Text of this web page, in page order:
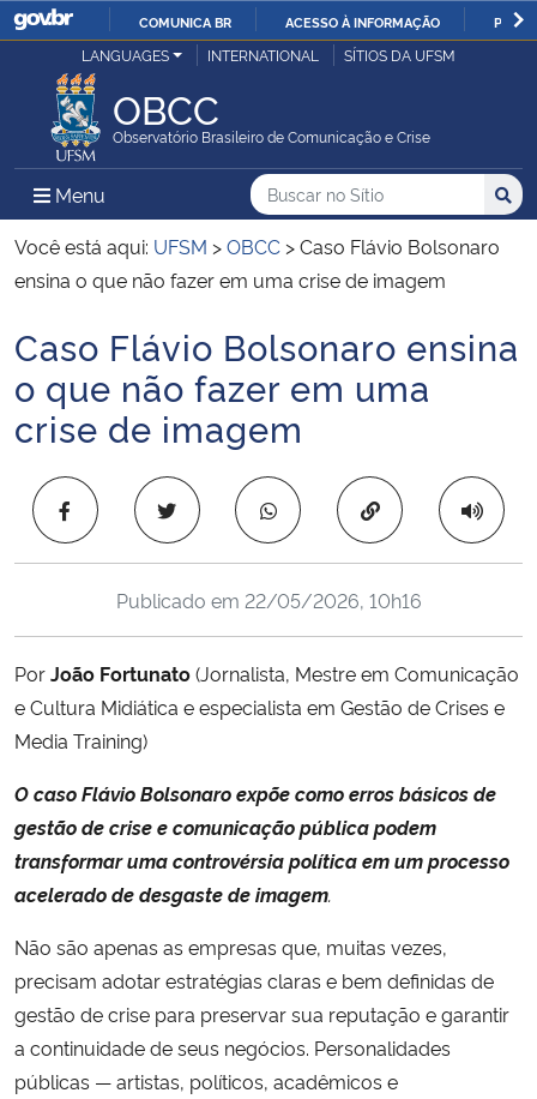
IR
COMUNICA BR ACESSO À INFORMAÇÃO
Ministério da Justiça e Segurança Pública
Ministério da Defesa
Ministério das Relações Exteriores
Ministério da Infraestrutura
Ministério da Agricultura, Pecuária e Abastecimento
Ministério da Educação
Ministério de Minas e Energia
Ministério da Ciência, Tecnologia, Inovações e Comunicações
Ministério do Turismo
Ministério do Desenvolvimento Regional
Ministério da Mulher, da Família e dos Direitos Humanos
LANGUAGES INTERNATIONAL SÍTIOS DA UFSM
OBCC
Observatório Brasileiro de Comunicação e Crise
Menu Menu Principal do Sítio
Busca
Buscar no no Sítio
Busca:
Você está aqui: UFSM >OBCC >Caso Flávio Bolsonaro
ensina o que não fazer em uma crise de imagem
Início do conteúdo
Caso Flávio Bolsonaro ensina
o que não fazer em uma
crise de imagem
Copiar para área
Publicado em 22/05/2026, 10h16
PorJoão Fortunato(Jornalista, Mestre em Comunicação
e Cultura Midiática e especialista em Gestão de Crises e
Media Training)
O caso Flávio Bolsonaro expõe como erros básicos de
gestão de crise e comunicação pública podem
transformar uma controvérsia política em um processo
acelerado de desgaste de imagem.
Não são apenas as empresas que, muitas vezes,
precisam adotar estratégias claras e bem definidas de
gestão de crise para preservar sua reputação e garantir
a continuidade de seus negócios. Personalidades
públicas — artistas, políticos, acadêmicos e